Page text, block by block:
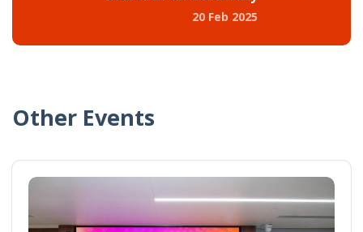
20 Feb 2025
Other Events